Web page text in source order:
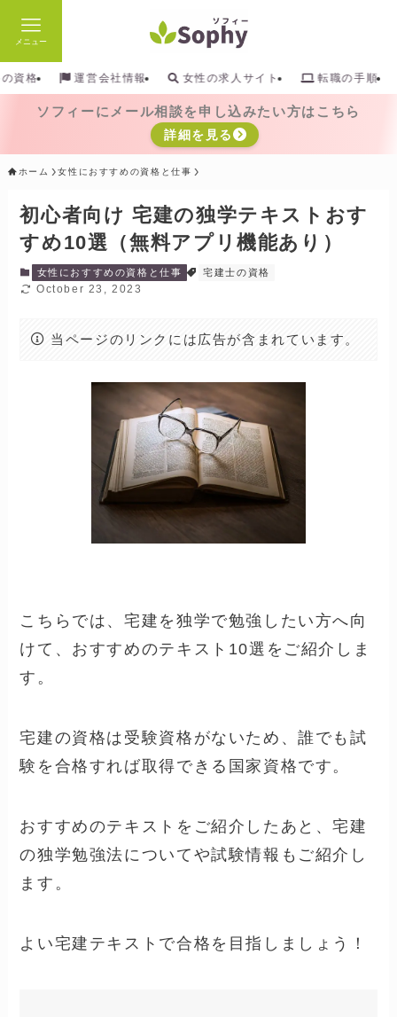
メニュー
資格 運営会社情報 女性の求人サイト 転職の手順
ソフィーにメール相談を申し込みたい方はこちら
詳細を見る
ホーム 女性におすすめの資格と仕事
初心者向け 宅建の独学テキストおす
すめ10選（無料アプリ機能あり）
女性におすすめの資格と仕事 宅建士の資格
October 23, 2023
当ページのリンクには広告が含まれています。
こちらでは、宅建を独学で勉強したい方へ向
けて、おすすめのテキスト10選をご紹介しま
す。
宅建の資格は受験資格がないため、誰でも試
験を合格すれば取得できる国家資格です。
おすすめのテキストをご紹介したあと、宅建
の独学勉強法についてや試験情報もご紹介し
ます。
よい宅建テキストで合格を目指しましょう！